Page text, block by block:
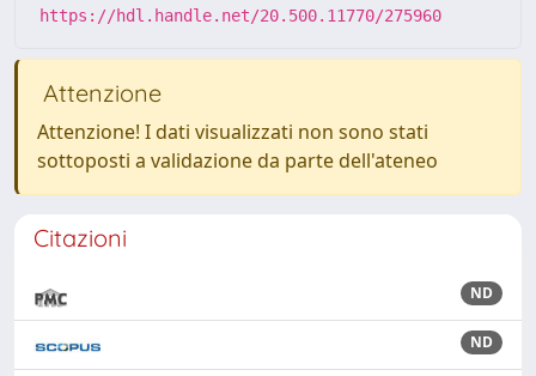
https://hdl.handle.net/20.500.11770/275960
Attenzione
Attenzione! I dati visualizzati non sono stati
sottoposti a validazione da parte dell'ateneo
Citazioni
ND
ND